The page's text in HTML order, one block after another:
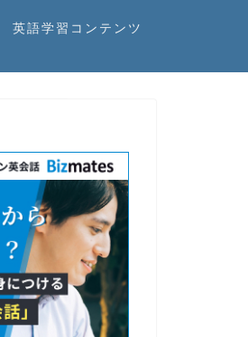
英語学習コンテンツ